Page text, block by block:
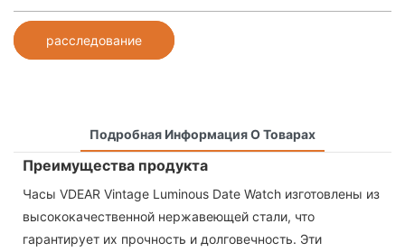
расследование
Подробная Информация О Товарах
Преимущества продукта
Часы VDEAR Vintage Luminous Date Watch изготовлены из
высококачественной нержавеющей стали, что
гарантирует их прочность и долговечность. Эти